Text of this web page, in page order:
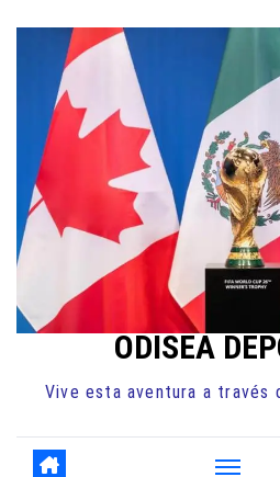
contenido
ODISEA
Vive esta aventura a través